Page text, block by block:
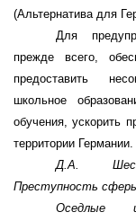
(Альтернатива для
Для
прежде всего,
предоставить
школьное
обучения, ускорить
территории Германии.
Д.А.
Преступность
Оседлые